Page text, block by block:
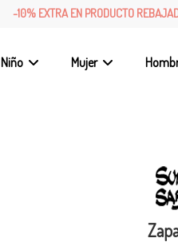
-10% EXTRA EN PRODUCTO
Niño Mujer